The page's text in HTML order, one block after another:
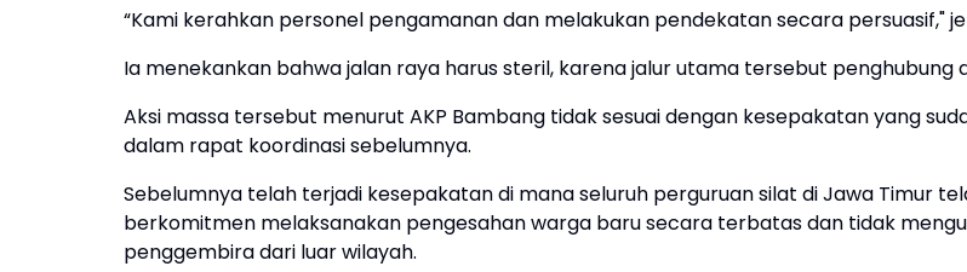
“Kami kerahkan personel pengamanan dan melakukan pendekatan secara persuasif,"
Ia menekankan bahwa jalan raya harus steril, karena jalur utama tersebut penghubung
Aksi massa tersebut menurut AKP Bambang tidak sesuai dengan kesepakatan yang
dalam rapat koordinasi sebelumnya.
Sebelumnya telah terjadi kesepakatan di mana seluruh perguruan silat di Jawa Timur
berkomitmen melaksanakan pengesahan warga baru secara terbatas dan tidak
penggembira dari luar wilayah.